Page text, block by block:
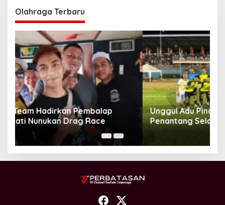
Olahraga Terbaru
Unggul Adu Pinalti, Gapindo FC Menanti
Penantang Selanjutnya di Semifinal Bupati
Cup 2024